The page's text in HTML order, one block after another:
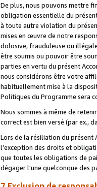
De plus, nous pouvons mettre
obligation essentielle du
à toute autre violation du
mises en œuvre de notre
dolosive, frauduleuse ou
être soumis ou pouvoir être
parties en vertu du présent
nous considérons être votre
habituellement mise à la
Politiques du Programme sera
Nous sommes à même de
correct est bien versé (par ex.,
Lors de la résiliation du présent
l’exception des droits et
que toutes les obligations de
dégager l'une quelconque des